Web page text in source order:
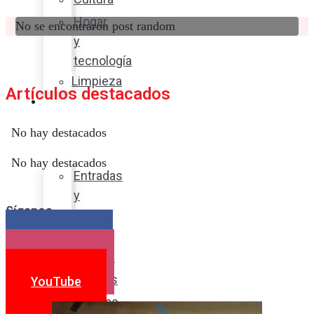
Hogar
y
tecnología
Limpieza
Cocina
sabor
Entradas
y
Postres
Bebidas
No se encontraron post random
Artículos destacados
No hay destacados
No hay destacados
Síganos
YouTube